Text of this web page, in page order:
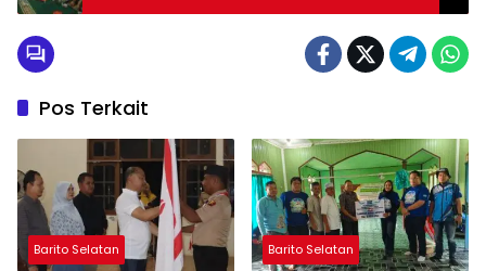
Pos Terkait
Barito Selatan Barito Selatan